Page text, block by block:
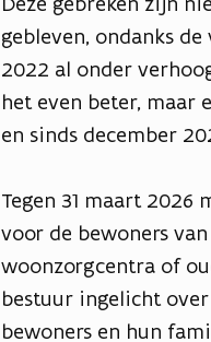
gebleven, ondanks
2022 al onder
het even beter, maar
en sinds december
Tegen 31 maart
voor de bewoners
woonzorgcentra of
bestuur ingelicht
bewoners en hun